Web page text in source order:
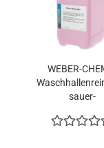
WEBER-
sauer-